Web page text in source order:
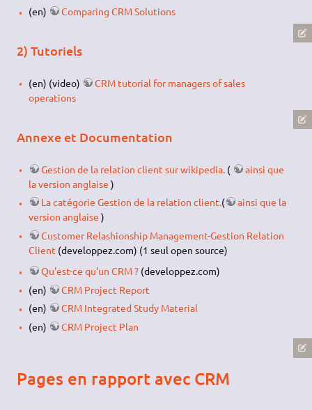
(en)
Comparing CRM Solutions
2) Tutoriels
(en) (video)
CRM tutorial for managers of sales
operations
Annexe et Documentation
Gestion de la relation client sur wikipedia.(
ainsi que
la version anglaise )
La catégorie Gestion de la relation client.(
ainsi que la
version anglaise )
Customer Relashionship Management-Gestion Relation
Client (developpez.com) (1 seul open source)
Qu'est-ce qu'un CRM ?(developpez.com)
(en)
CRM Project Report
(en)
CRM Integrated Study Material
(en)
CRM Project Plan
Pages en rapport avec CRM